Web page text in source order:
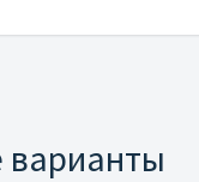
варианты